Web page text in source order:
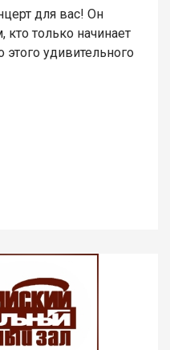
для вас! Он
кто только начинает
удивительного